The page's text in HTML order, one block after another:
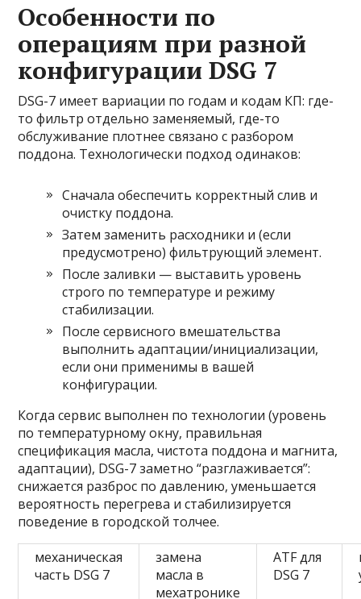
Особенности по
операциям при разной
конфигурации DSG 7
DSG-7 имеет вариации по годам и кодам КП: где-
то фильтр отдельно заменяемый, где-то
обслуживание плотнее связано с разбором
поддона. Технологически подход одинаков:
Сначала обеспечить корректный слив и
очистку поддона.
Затем заменить расходники и (если
предусмотрено) фильтрующий элемент.
После заливки — выставить уровень
строго по температуре и режиму
стабилизации.
После сервисного вмешательства
выполнить адаптации/инициализации,
если они применимы в вашей
конфигурации.
Когда сервис выполнен по технологии (уровень
по температурному окну, правильная
спецификация масла, чистота поддона и магнита,
адаптации), DSG-7 заметно “разглаживается”:
снижается разброс по давлению, уменьшается
вероятность перегрева и стабилизируется
поведение в городской толчее.
механическая
часть DSG 7
замена
масла в
мехатронике
ATF для
DSG 7